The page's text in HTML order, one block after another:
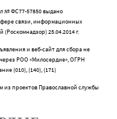
№ ФС77-57850 выдано
связи, информационных
25.04.2014 г.
и веб-сайт для сбора не
РОО «Милосердие», ОГРН
(010), (140), (171)
из проектов Православной службы